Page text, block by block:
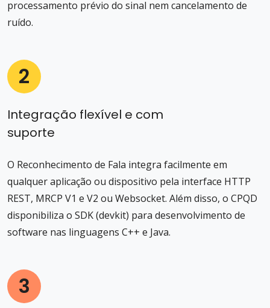
processamento prévio do sinal nem cancelamento de
ruído.
2
Integração flexível e com
suporte
O Reconhecimento de Fala integra facilmente em
qualquer aplicação ou dispositivo pela interface HTTP
REST, MRCP V1 e V2 ou Websocket. Além disso, o CPQD
disponibiliza o SDK (devkit) para desenvolvimento de
software nas linguagens C++ e Java.
3